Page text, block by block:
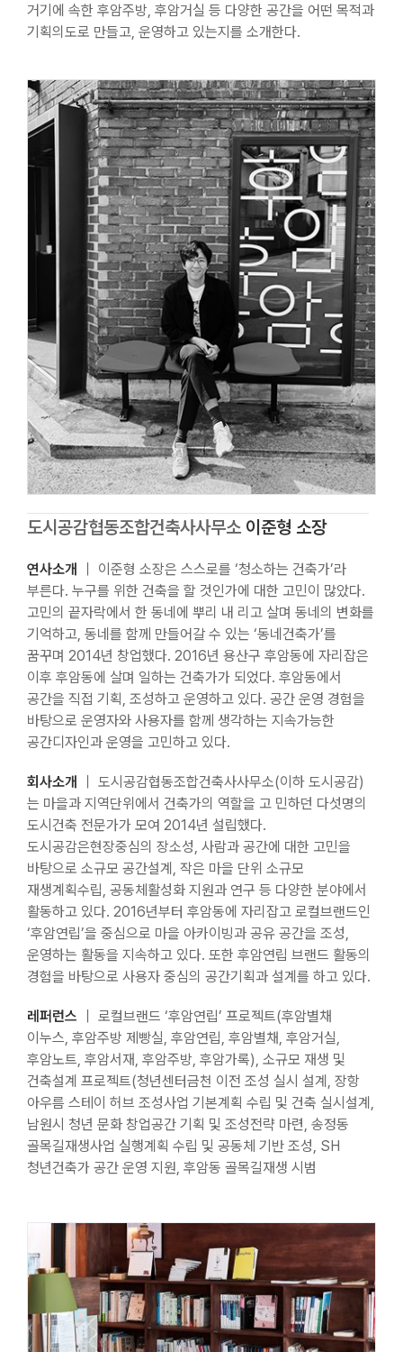
거기에 속한 후암주방, 후암거실 등 다양한 공간을 어떤 목적과
기획의도로 만들고, 운영하고 있는지를 소개한다.
도시공감협동조합건축사사무소이준형 소장
연사소개 ｜ 이준형 소장은 스스로를 ‘청소하는 건축가’라
부른다. 누구를 위한 건축을 할 것인가에 대한 고민이 많았다.
고민의 끝자락에서 한 동네에 뿌리 내 리고 살며 동네의 변화를
기억하고, 동네를 함께 만들어갈 수 있는 ‘동네건축가’를
꿈꾸며 2014년 창업했다. 2016년 용산구 후암동에 자리잡은
이후 후암동에 살며 일하는 건축가가 되었다. 후암동에서
공간을 직접 기획, 조성하고 운영하고 있다. 공간 운영 경험을
바탕으로 운영자와 사용자를 함께 생각하는 지속가능한
공간디자인과 운영을 고민하고 있다.
회사소개
｜ 도시공감협동조합건축사사무소(이하 도시공감)
는 마을과 지역단위에서 건축가의 역할을 고 민하던 다섯명의
도시건축 전문가가 모여 2014년 설립했다.
도시공감은현장중심의 장소성, 사람과 공간에 대한 고민을
바탕으로 소규모 공간설계, 작은 마을 단위 소규모
재생계획수립, 공동체활성화 지원과 연구 등 다양한 분야에서
활동하고 있다. 2016년부터 후암동에 자리잡고 로컬브랜드인
‘후암연립’을 중심으로 마을 아카이빙과 공유 공간을 조성,
운영하는 활동을 지속하고 있다. 또한 후암연립 브랜드 활동의
경험을 바탕으로 사용자 중심의 공간기획과 설계를 하고 있다.
레퍼런스
｜ 로컬브랜드 ‘후암연립’ 프로젝트(후암별채
이누스, 후암주방 제빵실, 후암연립, 후암별채, 후암거실,
후암노트, 후암서재, 후암주방, 후암가록), 소규모 재생 및
건축설계 프로젝트(청년센터금천 이전 조성 실시 설계, 장항
아우름 스테이 허브 조성사업 기본계획 수립 및 건축 실시설계,
남원시 청년 문화 창업공간 기획 및 조성전략 마련, 송정동
골목길재생사업 실행계획 수립 및 공동체 기반 조성, SH
청년건축가 공간 운영 지원, 후암동 골목길재생 시범